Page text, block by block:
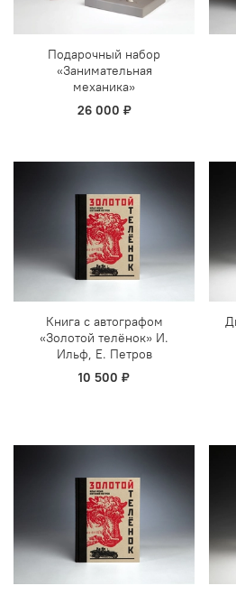
Подарочный набор
«Занимательная
механика»
26 000 ₽
Книга с автографом
«Золотой телёнок» И.
Ильф, Е. Петров
10 500 ₽